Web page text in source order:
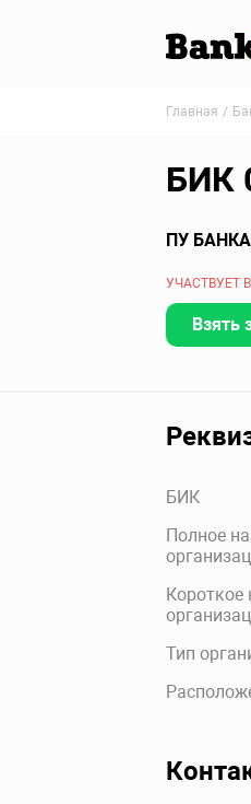
Главная
БИК
ПУ
УЧАСТВУЕТ
Взять
БИК
Полное
Короткое
Тип